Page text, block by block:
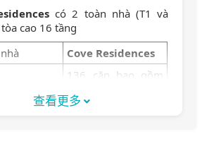
có 2 toàn nhà (T1 và
cao 16 tầng
Cove Residences
136 căn bao gồm
16 tầng
查看更多